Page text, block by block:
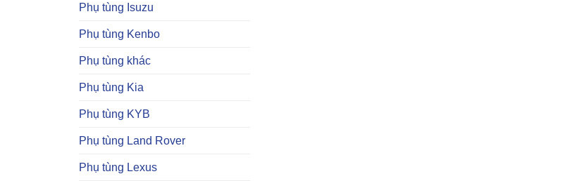
Phụ tùng Isuzu
Phụ tùng Kenbo
Phụ tùng khác
Phụ tùng Kia
Phụ tùng KYB
Phụ tùng Land Rover
Phụ tùng Lexus